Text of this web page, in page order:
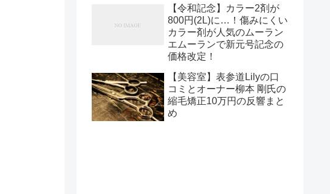
【令和記念】カラー2剤が
800円(2L)に…！傷みにくい
カラー剤が人気のムーラン
エムーランで新元号記念の
価格改定！
【美容室】表参道Lilyの口
コミとオーナー柳本 剛‏氏の
縮毛矯正10万円の反響まと
め